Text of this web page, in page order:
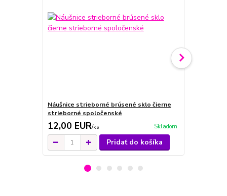
Náušnice strieborné brúsené sklo čierne
strieborné spoločenské
12,00 EUR/ks Skladom
Pridať do košíka